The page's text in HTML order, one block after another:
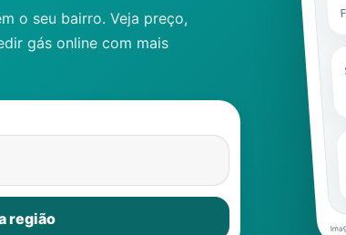
o seu bairro. Veja preço,
gás online com mais
região